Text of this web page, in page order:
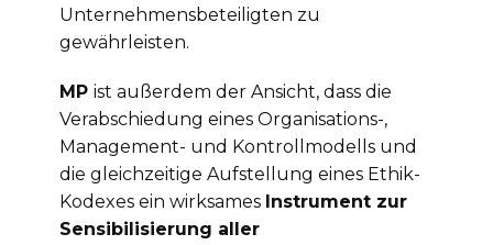
Unternehmensbeteiligten zu
gewährleisten.
MP ist außerdem der Ansicht, dass die
Verabschiedung eines Organisations-,
Management- und Kontrollmodells und
die gleichzeitige Aufstellung eines Ethik-
Kodexes ein wirksames Instrument zur
Sensibilisierung aller